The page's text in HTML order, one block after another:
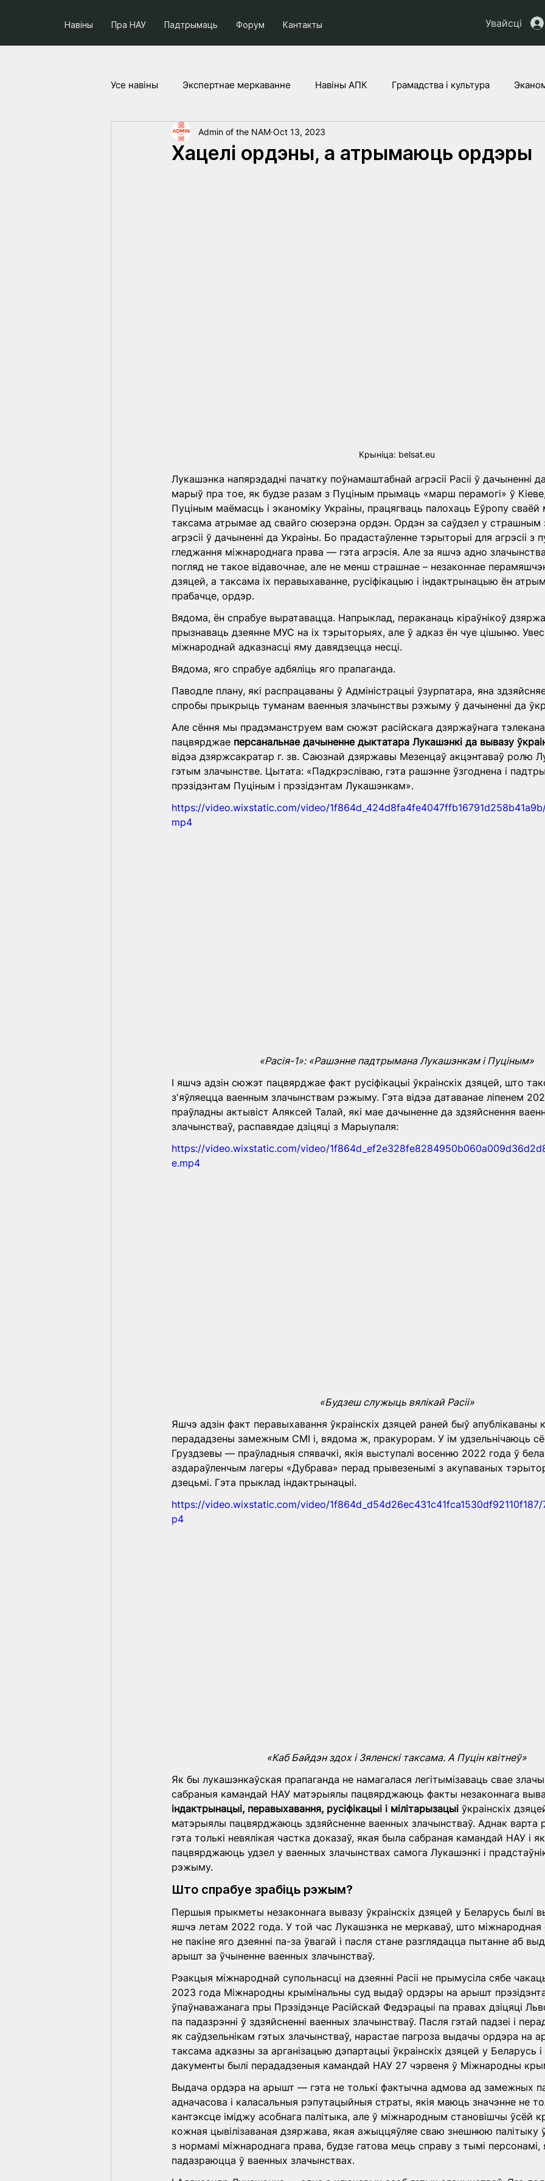
Навіны Пра НАУ Падтрымаць Форум Кантакты Увайсці
Усе навiны Экспертнае меркаванне Навіны АПК Грамадства і культура
Соцыум і палітыка Праекты НАУ
Хацелі ордэны, а атрымаюць ордэры
Admin of the NAM Oct 13, 2023
Крыніца: belsat.eu
Лукашэнка напярэдадні пачатку поўнамаштабнай агрэсіі Расіі ў дачыненні
марыў пра тое, як будзе разам з Пуціным прымаць «марш перамогі» ў
Пуціным маёмасць і эканоміку Украіны, працягваць палохаць Еўропу
таксама атрымае ад свайго сюзерэна ордэн. Ордэн за саўдзел у
агрэсіі ў дачыненні да Украіны. Бо прадастаўленне тэрыторыі для агрэсіі з
гледжання міжнароднага права — гэта агрэсія. Але за яшчэ адно
погляд не такое відавочнае, але не менш страшнае – незаконнае
дзяцей, а таксама іх перавыхаванне, русіфікацыю і індактрынацыю ён
прабачце, ордэр.
Вядома, ён спрабуе выратавацца. Напрыклад, пераканаць кіраўнікоў
прызнаваць дзеянне МУС на іх тэрыторыях, але ў адказ ён чуе цішыню.
міжнароднай адказнасці яму давядзецца несці.
Вядома, яго спрабуе адбяліць яго прапаганда.
Паводле плану, які распрацаваны ў Адміністрацыі ўзурпатара, яна
спробы прыкрыць туманам ваенныя злачынствы рэжыму ў дачыненні да
Але сёння мы прадэманструем вам сюжэт расійскага дзяржаўнага
пацвярджае персанальнае дачыненне дыктатара Лукашэнкі да вывазу
відэа дзяржсакратар г. зв. Саюзнай дзяржавы Мезенцаў акцэнтаваў ролю
гэтым злачынстве. Цытата: «Падкрэсліваю, гэта рашэнне ўзгоднена і
прэзідэнтам Пуціным і прэзідэнтам Лукашэнкам».
https://video.wixstatic.com/video/
mp4
«Расія-1»: «Рашэнне падтрымана Лукашэнкам і Пуціным»
І яшчэ адзін сюжэт пацвярджае факт русіфікацыі ўкраінскіх дзяцей, што
з'яўляецца ваенным злачынствам рэжыму. Гэта відэа датаванае ліпенем
праўладны актывіст Аляксей Талай, які мае дачыненне да здзяйснення
злачынстваў, распавядае дзіцяці з Марыупаля:
https://video.wixstatic.com/video/
e.mp4
«Будзеш служыць вялікай Расіі»
Яшчэ адзін факт перавыхавання ўкраінскіх дзяцей раней быў
перададзены замежным СМІ і, вядома ж, пракурорам. У ім удзельнічаюць
Груздзевы — праўладныя спявачкі, якія выступалі восенню 2022 года ў
аздараўленчым лагеры «Дубрава» перад прывезенымі з акупаваных
дзецьмі. Гэта прыклад індактрынацыі.
https://video.wixstatic.com/video/
p4
«Каб Байдэн здох і Зяленскі таксама. А Пуцін квітнеў»
Як бы лукашэнкаўская прапаганда не намагалася легітымізаваць свае
сабраныя камандай НАУ матэрыялы пацвярджаюць факты незаконнага
індактрынацыі, перавыхавання, русіфікацыі і мілітарызацыі ўкраінскіх
матэрыялы пацвярджаюць здзяйсненне ваенных злачынстваў. Аднак
гэта толькі невялікая частка доказаў, якая была сабраная камандай НАУ і
пацвярджаюць удзел у ваенных злачынствах самога Лукашэнкі і
рэжыму.
Што спрабуе зрабіць рэжым?
Першыя прыкметы незаконнага вывазу ўкраінскіх дзяцей у Беларусь былі
яшчэ летам 2022 года. У той час Лукашэнка не меркаваў, што
не пакіне яго дзеянні па-за ўвагай і пасля стане разглядацца пытанне аб
арышт за ўчыненне ваенных злачынстваў.
Рэакцыя міжнароднай супольнасці на дзеянні Расіі не прымусіла сябе
2023 года Міжнародны крымінальны суд выдаў ордэры на арышт прэзідэнта
ўпаўнаважанага пры Прэзідэнце Расійскай Федэрацыі па правах дзіцяці
па падазрэнні ў здзяйсненні ваенных злачынстваў. Пасля гэтай падзеі і
як саўдзельнікам гэтых злачынстваў, нарастае пагроза выдачы ордэра на
таксама адказны за арганізацыю дэпартацыі ўкраінскіх дзяцей у Беларусь
дакументы былі перададзеныя камандай НАУ 27 чэрвеня ў Міжнародны
Выдача ордэра на арышт — гэта не толькі фактычна адмова ад замежных
адначасова і каласальныя рэпутацыйныя страты, якія маюць значэнне не
кантэксце іміджу асобнага палітыка, але ў міжнародным становішчы ўсёй
кожная цывілізаваная дзяржава, якая ажыццяўляе сваю знешнюю палітыку
з нормамі міжнароднага права, будзе гатова мець справу з тымі персонамі,
падазраюцца ў ваенных злачынствах.